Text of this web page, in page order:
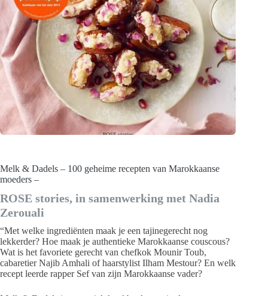
Melk & Dadels – 100 geheime recepten van Marokkaanse
moeders –
ROSE stories, in samenwerking met Nadia
Zerouali
“Met welke ingrediënten maak je een tajinegerecht nog
lekkerder? Hoe maak je authentieke Marokkaanse couscous?
Wat is het favoriete gerecht van chefkok Mounir Toub,
cabaretier Najib Amhali of haarstylist Ilham Mestour? En welk
recept leerde rapper Sef van zijn Marokkaanse vader?